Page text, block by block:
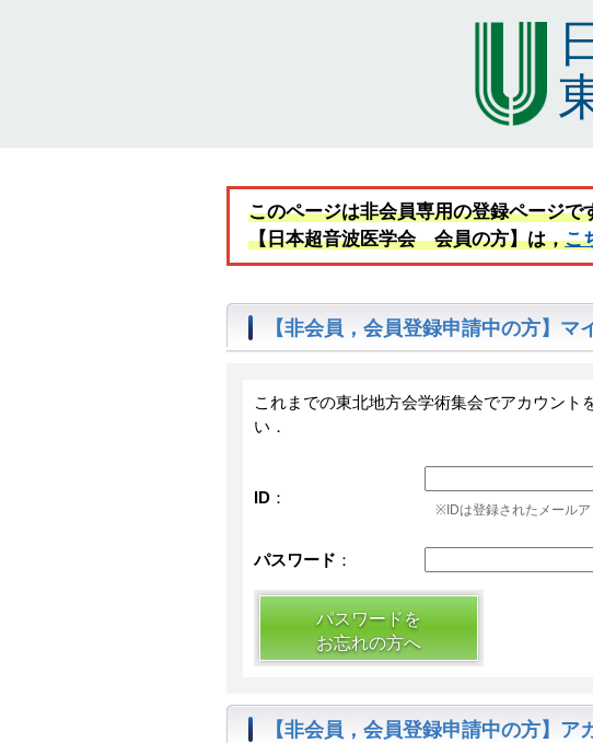
このページは非会員専用の登録ページで
【日本超音波医学会 会員の方】は，こ
【非会員，会員登録申請中の方】マ
これまでの東北地方会学術集会でアカウン
い．
ID ：
※IDは登録されたメールア
パスワード ：
パスワードを
お忘れの方へ
【非会員，会員登録申請中の方】ア